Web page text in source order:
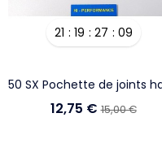
21 19 27 08
12,75 €15,00 €